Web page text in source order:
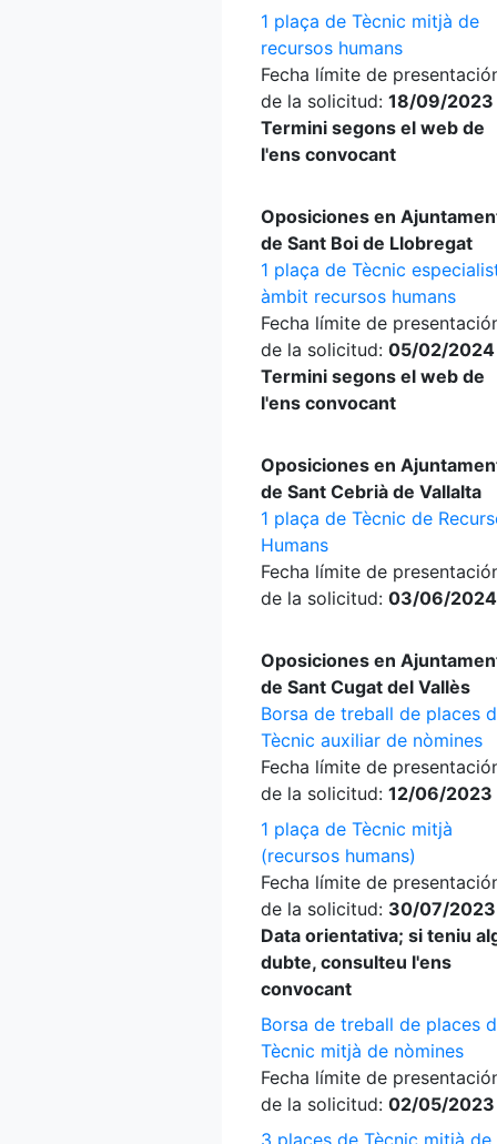
1 plaça de Tècnic mitjà de
recursos humans
Fecha límite de
de la solicitud: 18/09/
Termini segons el web de
l'ens convocant
Oposiciones en
de Sant Boi de Llobregat
1 plaça de Tècnic
àmbit recursos humans
Fecha límite de
de la solicitud: 05/02/
Termini segons el web de
l'ens convocant
Oposiciones en
de Sant Cebrià de Vallalta
1 plaça de Tècnic de
Humans
Fecha límite de
de la solicitud: 03/06/2024
Oposiciones en
de Sant Cugat del Vallès
Borsa de treball de places
Tècnic auxiliar de nòmines
Fecha límite de
de la solicitud: 12/06/2023
1 plaça de Tècnic mitjà
(recursos humans)
Fecha límite de
de la solicitud: 30/07/
Data orientativa; si teniu
dubte, consulteu l'ens
convocant
Borsa de treball de places
Tècnic mitjà de nòmines
Fecha límite de
de la solicitud: 02/05/2023
3 places de Tècnic mitjà de